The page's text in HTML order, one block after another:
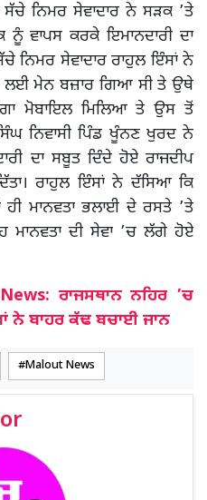
ਨਿਮਰ ਸੇਵਾਦਾਰ ਨੇ ਸੜਕ ’ਤੇ
ਵਾਪਸ ਕਰਕੇ ਇਮਾਨਦਾਰੀ ਦਾ
ਨਿਮਰ ਸੇਵਾਦਾਰ ਰਾਹੁਲ ਇੰਸਾਂ ਨੇ
ਮੇਨ ਬਜ਼ਾਰ ਗਿਆ ਸੀ ਤੇ ਉਥੇ
ਮੋਬਾਇਲ ਮਿਲਿਆ ਤੇ ਉਸ ਤੋਂ
ਨਿਵਾਸੀ ਪਿੰਡ ਖੂੰਨਣ ਖੁਰਦ ਨੇ
ਦਾ ਸਬੂਤ ਦਿੰਦੇ ਹੋਏ ਰਾਜਦੀਪ
ਰਾਹੁਲ ਇੰਸਾਂ ਨੇ ਦੱਸਿਆ ਕਿ
ਮਾਨਵਤਾ ਭਲਾਈ ਦੇ ਰਸਤੇ ’ਤੇ
ਮਾਨਵਤਾ ਦੀ ਸੇਵਾ ’ਚ ਲੱਗੇ ਹੋਏ
ਰਾਜਸਥਾਨ ਨਹਿਰ ’ਚ
ਨੇ ਬਾਹਰ ਕੱਢ ਬਚਾਈ ਜਾਨ
Malout News